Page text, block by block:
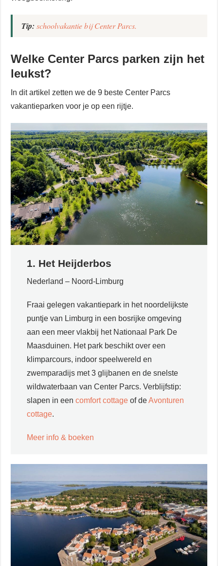
Tip: schoolvakantie bij Center Parcs.
Welke Center Parcs parken zijn het
leukst?
In dit artikel zetten we de 9 beste Center Parcs
vakantieparken voor je op een rijtje.
1. Het Heijderbos
Nederland – Noord-Limburg
Fraai gelegen vakantiepark in het noordelijkste
puntje van Limburg in een bosrijke omgeving
aan een meer vlakbij het Nationaal Park De
Maasduinen. Het park beschikt over een
klimparcours, indoor speelwereld en
zwemparadijs met 3 glijbanen en de snelste
wildwaterbaan van Center Parcs. Verblijfstip:
slapen in een comfort cottageof deAvonturen
cottage.
Meer info & boeken